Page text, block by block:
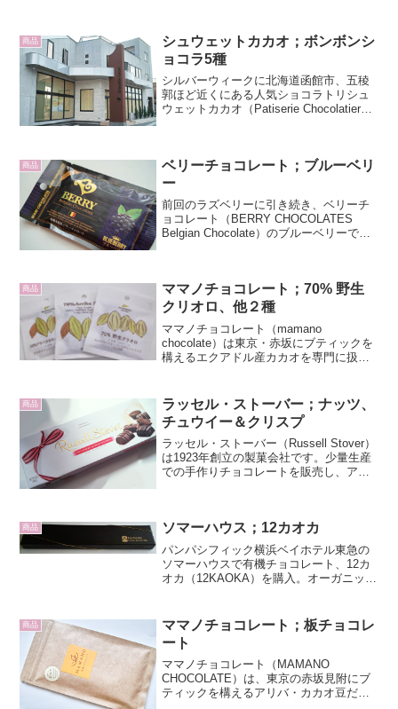
商品
シュウェットカカオ；ボンボンシ
ョコラ5種
シルバーウィークに北海道函館市、五稜
郭ほど近くにある人気ショコラトリシュ
ウェットカカオ（Patiserie Chocolatier
商品
ベリーチョコレート；ブルーベリ
ー
前回のラズベリーに引き続き、ベリーチ
ョコレート（BERRY CHOCOLATES
Belgian Chocolate）のブルーベリーで
商品
ママノチョコレート；70% 野生
クリオロ、他２種
ママノチョコレート（mamano
chocolate）は東京・赤坂にブティックを
構えるエクアドル産カカオを専門に扱う
するチャクラ認証の第一号のブランドで
す。チャクラ認証...
商品
ラッセル・ストーバー；ナッツ、
チュウイー＆クリスプ
ラッセル・ストーバー（Russell Stover）
は1923年創立の製菓会社です。少量生産
での手作りチョコレートを販売し、アメ
商品 ソマーハウス；12カオカ
パンパシフィック横浜ベイホテル東急の
ソマーハウスで有機チョコレート、12カ
オカ（12KAOKA）を購入。オーガニック
（カカオ豆の種類）をふんだんに使った
チョコレート。ア...
商品
ママノチョコレート；板チョコレ
ート
ママノチョコレート（MAMANO
CHOCOLATE）は、東京の赤坂見附にブ
ティックを構えるアリバ・カカオ豆だけ